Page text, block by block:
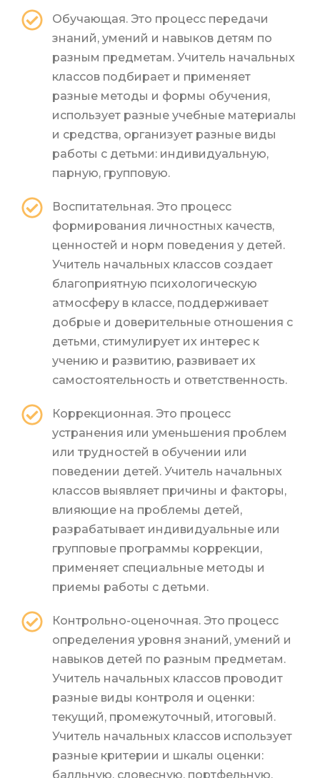
Обучающая. Это процесс передачи
знаний, умений и навыков детям по
разным предметам. Учитель начальных
классов подбирает и применяет
разные методы и формы обучения,
использует разные учебные материалы
и средства, организует разные виды
работы с детьми: индивидуальную,
парную, групповую.
Воспитательная. Это процесс
формирования личностных качеств,
ценностей и норм поведения у детей.
Учитель начальных классов создает
благоприятную психологическую
атмосферу в классе, поддерживает
добрые и доверительные отношения с
детьми, стимулирует их интерес к
учению и развитию, развивает их
самостоятельность и ответственность.
Коррекционная. Это процесс
устранения или уменьшения проблем
или трудностей в обучении или
поведении детей. Учитель начальных
классов выявляет причины и факторы,
влияющие на проблемы детей,
разрабатывает индивидуальные или
групповые программы коррекции,
применяет специальные методы и
приемы работы с детьми.
Контрольно-оценочная. Это процесс
определения уровня знаний, умений и
навыков детей по разным предметам.
Учитель начальных классов проводит
разные виды контроля и оценки:
текущий, промежуточный, итоговый.
Учитель начальных классов использует
разные критерии и шкалы оценки:
балльную, словесную, портфельную.